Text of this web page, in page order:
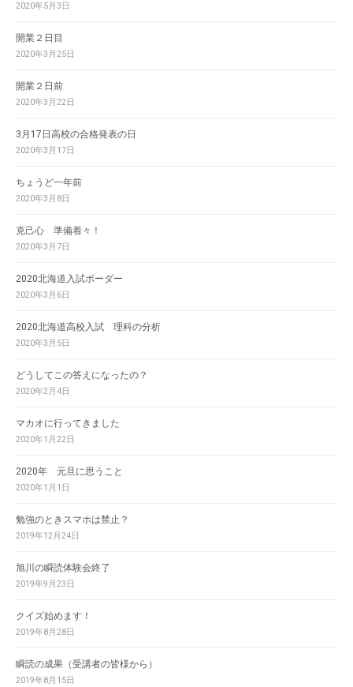
2020年5月3日
開業２日目
2020年3月25日
開業２日前
2020年3月22日
3月17日高校の合格発表の日
2020年3月17日
ちょうど一年前
2020年3月8日
克己心 準備着々！
2020年3月7日
2020北海道入試ボーダー
2020年3月6日
2020北海道高校入試 理科の分析
2020年3月5日
どうしてこの答えになったの？
2020年2月4日
マカオに行ってきました
2020年1月22日
2020年 元旦に思うこと
2020年1月1日
勉強のときスマホは禁止？
2019年12月24日
旭川の瞬読体験会終了
2019年9月23日
クイズ始めます！
2019年8月28日
瞬読の成果（受講者の皆様から）
2019年8月15日